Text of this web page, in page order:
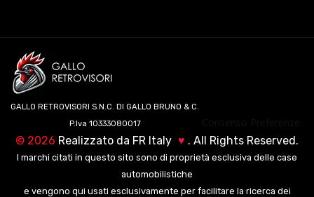
GALLO RETROVISORI S.N.C. DI GALLO BRUNO & C.
P.Iva 10333080017
© 2026 Realizzato da FR Italy ♥ . All Rights Reserved.
I marchi citati in questo sito sono di proprietà esclusiva delle case
automobilistiche
e vengono qui usati esclusivamente per facilitare la ricerca dei